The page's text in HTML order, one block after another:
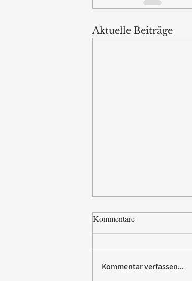
Aktuelle Beiträge
Kommentare
Kommentar verfassen...